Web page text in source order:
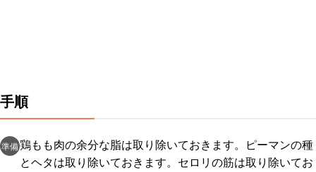
手順
準備鶏もも肉の余分な脂は取り除いておきます。ピーマンの種
とヘタは取り除いておきます。セロリの筋は取り除いてお